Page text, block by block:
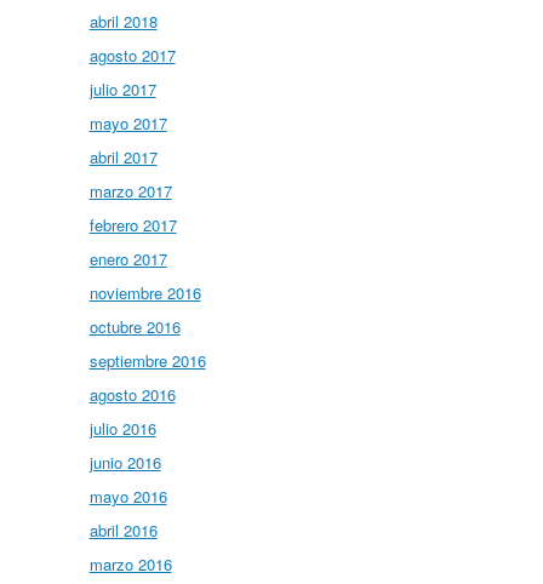
abril 2018
agosto 2017
julio 2017
mayo 2017
abril 2017
marzo 2017
febrero 2017
enero 2017
noviembre 2016
octubre 2016
septiembre 2016
agosto 2016
julio 2016
junio 2016
mayo 2016
abril 2016
marzo 2016